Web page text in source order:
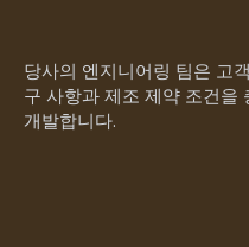
당사의 엔지니어링 팀은 고
구 사항과 제조 제약 조건을
개발합니다.